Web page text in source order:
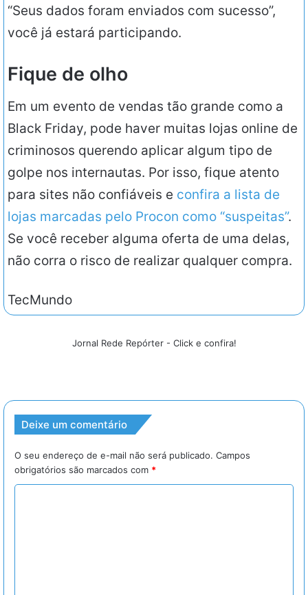
“Seus dados foram enviados com sucesso”,
você já estará participando.
Fique de olho
Em um evento de vendas tão grande como a
Black Friday, pode haver muitas lojas online de
criminosos querendo aplicar algum tipo de
golpe nos internautas. Por isso, fique atento
para sites não confiáveis e confira a lista de
lojas marcadas pelo Procon como “suspeitas”.
Se você receber alguma oferta de uma delas,
não corra o risco de realizar qualquer compra.
TecMundo
Jornal Rede Repórter - Click e confira!
Deixe um comentário
O seu endereço de e-mail não será publicado. Campos
obrigatórios são marcados com *